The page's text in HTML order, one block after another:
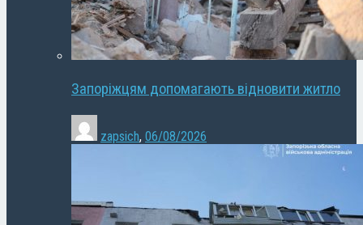
Запоріжцям допомагають відновити житло
zapsich, 06/08/2026